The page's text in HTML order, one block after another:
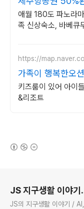
거실과 주방, 침
애월 180도 파노라
족 신상숙소, 바베큐
https://
가족이 행복한오
키즈룸이 있어 아이
&리조트
JS 지구생활 이야기
JS의 지구생활 이야기 / AI, 게임, 호텔, 여행 / NCS 확인강